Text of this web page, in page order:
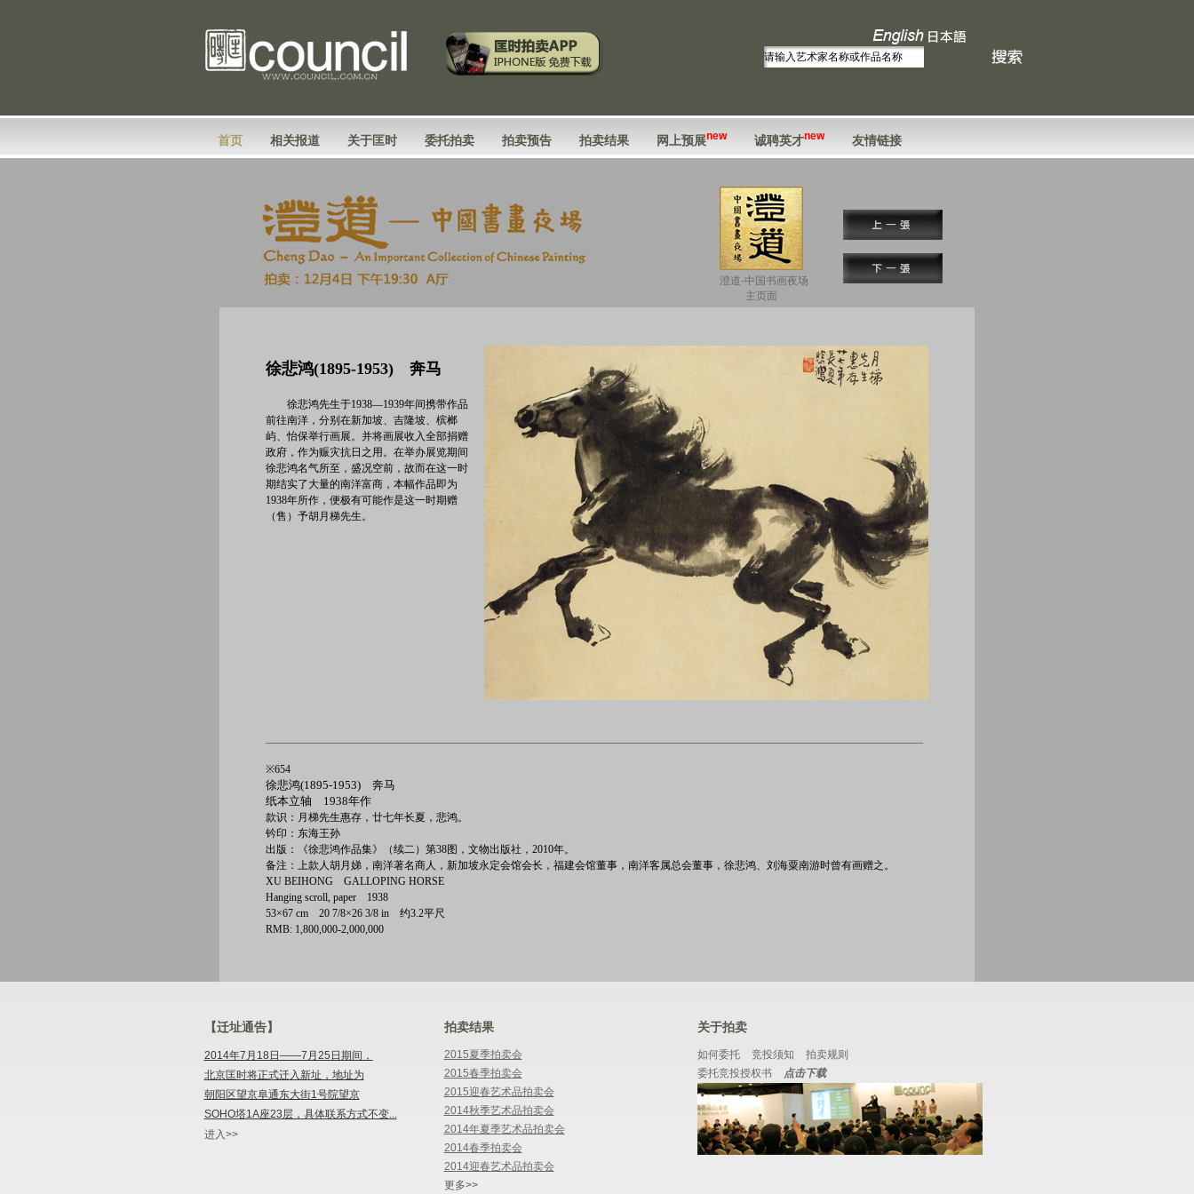
首页 相关报道 关于匡时 委托拍卖 拍卖预告 拍卖结果 网上预展new 诚聘英才new 友情链接
澄道-中国书画夜场
主页面
徐悲鸿(1895-1953) 奔马
徐悲鸿先生于1938—1939年间携带作品
前往南洋，分别在新加坡、吉隆坡、槟榔
屿、怡保举行画展。并将画展收入全部捐赠
政府，作为赈灾抗日之用。在举办展览期间
徐悲鸿名气所至，盛况空前，故而在这一时
期结实了大量的南洋富商，本幅作品即为
1938年所作，便极有可能作是这一时期赠
（售）予胡月梯先生。
※654
徐悲鸿(1895-1953) 奔马
纸本立轴 1938年作
款识：月梯先生惠存，廿七年长夏，悲鸿。
钤印：东海王孙
出版：《徐悲鸿作品集》（续二）第38图，文物出版社，2010年。
备注：上款人胡月娣，南洋著名商人，新加坡永定会馆会长，福建会馆董事，南洋客属总会董事，徐悲鸿、刘海粟南游时曾有画赠之。
XU BEIHONG GALLOPING HORSE
Hanging scroll, paper 1938
53×67 cm 20 7/8×26 3/8 in 约3.2平尺
RMB: 1,800,000-2,000,000
【迁址通告】
2014年7月18日——7月25日期间，
北京匡时将正式迁入新址，地址为
朝阳区望京阜通东大街1号院望京
SOHO塔1A座23层，具体联系方式不变...
进入>>
拍卖结果
2015夏季拍卖会
2015春季拍卖会
2015迎春艺术品拍卖会
2014秋季艺术品拍卖会
2014年夏季艺术品拍卖会
2014春季拍卖会
2014迎春艺术品拍卖会
更多>>
关于拍卖
如何委托 竞投须知
拍卖规则
委托竞投授权书
点击下载